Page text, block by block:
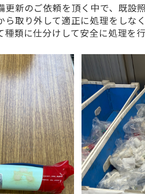
更新のご依頼を頂く中で、既設
取り外して適正に処理をしな
類に仕分けして安全に処理を行